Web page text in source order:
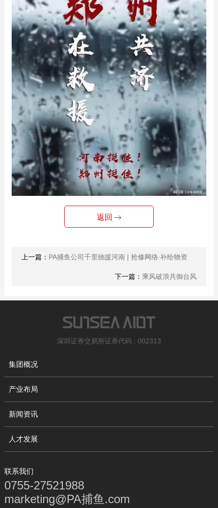
返回
上一篇： PA捕鱼公司千里驰援河南 | 抢修网络 补给物资
下一篇：乘风破浪共御台风
深圳证券交易所证券代码 : 002313
集团概况
产业布局
新闻资讯
人才发展
联系我们
0755-27521988
marketing@PA捕鱼.com